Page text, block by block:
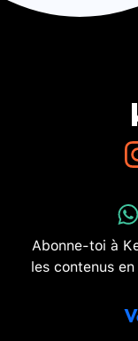
Abonne-toi à
les contenus